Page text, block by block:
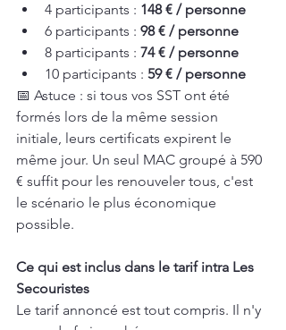
4 participants : 148 € / personne
6 participants : 98 € / personne
8 participants : 74 € / personne
10 participants : 59 € / personne
📅 Astuce : si tous vos SST ont été
formés lors de la même session
initiale, leurs certificats expirent le
même jour. Un seul MAC groupé à 590
€ suffit pour les renouveler tous, c'est
le scénario le plus économique
possible.
Ce qui est inclus dans le tarif intra Les
Secouristes
Le tarif annoncé est tout compris. Il n'y